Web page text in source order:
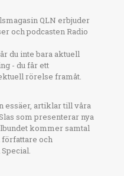
QLN erbjuder
och podcasten Radio
du inte bara aktuell
- du får ett
rörelse framåt.
essäer, artiklar till våra
som presenterar nya
kommer samtal
och